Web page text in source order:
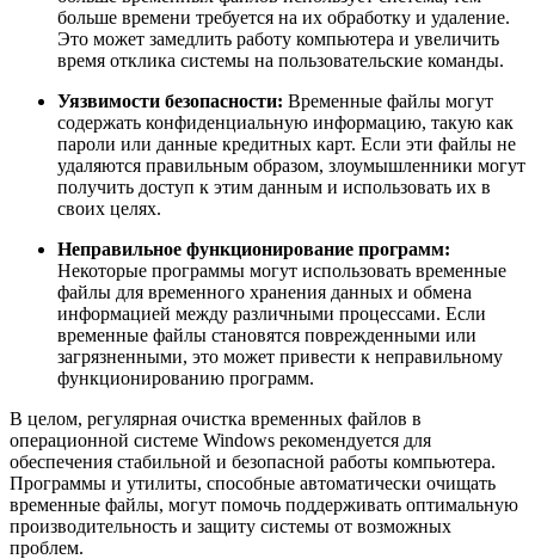
больше времени требуется на их обработку и удаление.
Это может замедлить работу компьютера и увеличить
время отклика системы на пользовательские команды.
Уязвимости безопасности: Временные файлы могут
содержать конфиденциальную информацию, такую как
пароли или данные кредитных карт. Если эти файлы не
удаляются правильным образом, злоумышленники могут
получить доступ к этим данным и использовать их в
своих целях.
Неправильное функционирование программ:
Некоторые программы могут использовать временные
файлы для временного хранения данных и обмена
информацией между различными процессами. Если
временные файлы становятся поврежденными или
загрязненными, это может привести к неправильному
функционированию программ.
В целом, регулярная очистка временных файлов в
операционной системе Windows рекомендуется для
обеспечения стабильной и безопасной работы компьютера.
Программы и утилиты, способные автоматически очищать
временные файлы, могут помочь поддерживать оптимальную
производительность и защиту системы от возможных
проблем.